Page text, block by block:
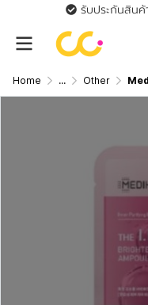
รับประกันสินค้
Home ... Other